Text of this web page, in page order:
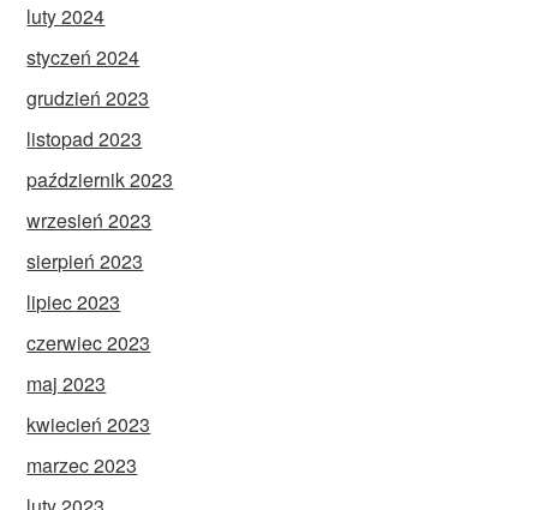
luty 2024
styczeń 2024
grudzień 2023
listopad 2023
październik 2023
wrzesień 2023
sierpień 2023
lipiec 2023
czerwiec 2023
maj 2023
kwiecień 2023
marzec 2023